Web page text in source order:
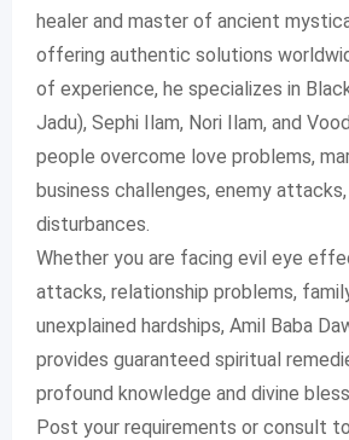
healer and master of ancient
offering authentic solutions
of experience, he specializes in
Jadu), Sephi Ilam, Nori Ilam, and
people overcome love problems,
business challenges, enemy
disturbances.
Whether you are facing evil eye
attacks, relationship problems,
unexplained hardships, Amil Baba
provides guaranteed spiritual
profound knowledge and divine
Post your requirements or consult